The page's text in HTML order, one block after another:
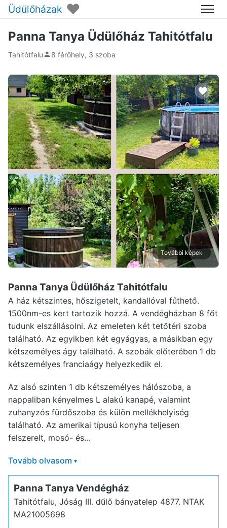
Üdülőházak ♥ Menü
Panna Tanya Üdülőház Tahitótfalu
Tahitótfalu 8 férőhely, 3 szoba
További képek
Panna Tanya Üdülőház Tahitótfalu
A ház kétszintes, hőszigetelt, kandallóval fűthető.
1500nm-es kert tartozik hozzá. A vendégházban 8 főt
tudunk elszállásolni. Az emeleten két tetőtéri szoba
található. Az egyikben két egyágyas, a másikban egy
kétszemélyes ágy található. A szobák előterében 1 db
kétszemélyes franciaágy helyezkedik el.
Az alsó szinten 1 db kétszemélyes hálószoba, a
nappaliban kényelmes L alakú kanapé, valamint
zuhanyzós fürdőszoba és külön mellékhelyiség
található. Az amerikai típusú konyha teljesen
felszerelt, mosó- és...
Tovább olvasom ▾
Panna Tanya Vendégház
Tahitótfalu, Jóság III. dűlő bányatelep 4877. NTAK
MA21005698